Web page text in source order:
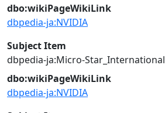
dbo:wikiPageWikiLink
dbpedia-ja:NVIDIA
Subject Item
dbpedia-ja:Micro-Star_International
dbo:wikiPageWikiLink
dbpedia-ja:NVIDIA